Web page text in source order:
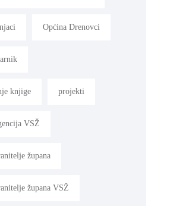
Općina Drenovci
knjige projekti
VSŽ
župana
župana VSŽ